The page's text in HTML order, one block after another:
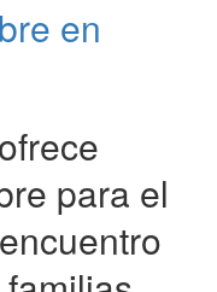
en
para el